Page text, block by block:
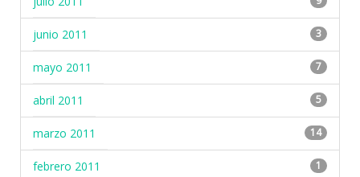
junio 2011 3
mayo 2011 7
abril 2011 5
marzo 2011 14
febrero 2011 1